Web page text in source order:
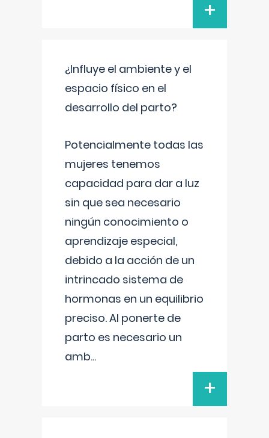
+
¿Influye el ambiente y el
espacio físico en el
desarrollo del parto?
Potencialmente todas las
mujeres tenemos
capacidad para dar a luz
sin que sea necesario
ningún conocimiento o
aprendizaje especial,
debido a la acción de un
intrincado sistema de
hormonas en un equilibrio
preciso. Al ponerte de
parto es necesario un
amb...
+